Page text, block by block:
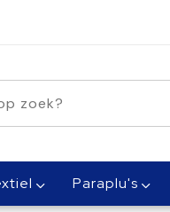
1 dag
Paraplu's